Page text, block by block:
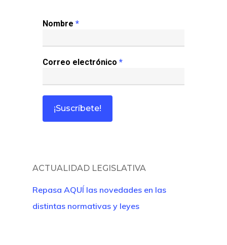
Nombre *
Correo electrónico *
ACTUALIDAD LEGISLATIVA
Repasa AQUÍ las novedades en las
distintas normativas y leyes